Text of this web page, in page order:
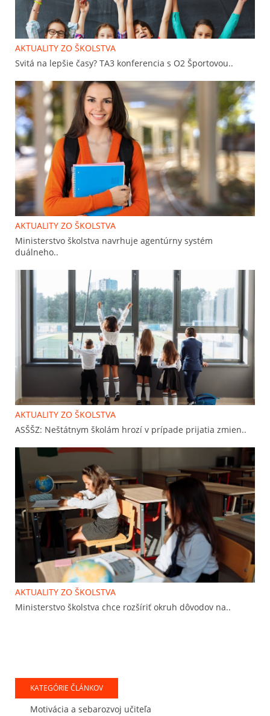
AKTUALITY ZO ŠKOLSTVA
Svitá na lepšie časy? TA3 konferencia s O2 Športovou..
AKTUALITY ZO ŠKOLSTVA
Ministerstvo školstva navrhuje agentúrny systém
duálneho..
AKTUALITY ZO ŠKOLSTVA
ASŠŠZ: Neštátnym školám hrozí v prípade prijatia zmien..
AKTUALITY ZO ŠKOLSTVA
Ministerstvo školstva chce rozšíriť okruh dôvodov na..
KATEGÓRIE ČLÁNKOV
Motivácia a sebarozvoj učiteľa